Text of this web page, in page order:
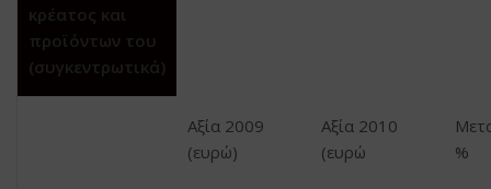
κρέατος και
προϊόντων του
(συγκεντρωτικά)
Αξία 2009
(ευρώ)
Αξία 2010
(ευρώ
%